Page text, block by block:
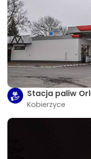
Stacja paliw
Kobierzyce